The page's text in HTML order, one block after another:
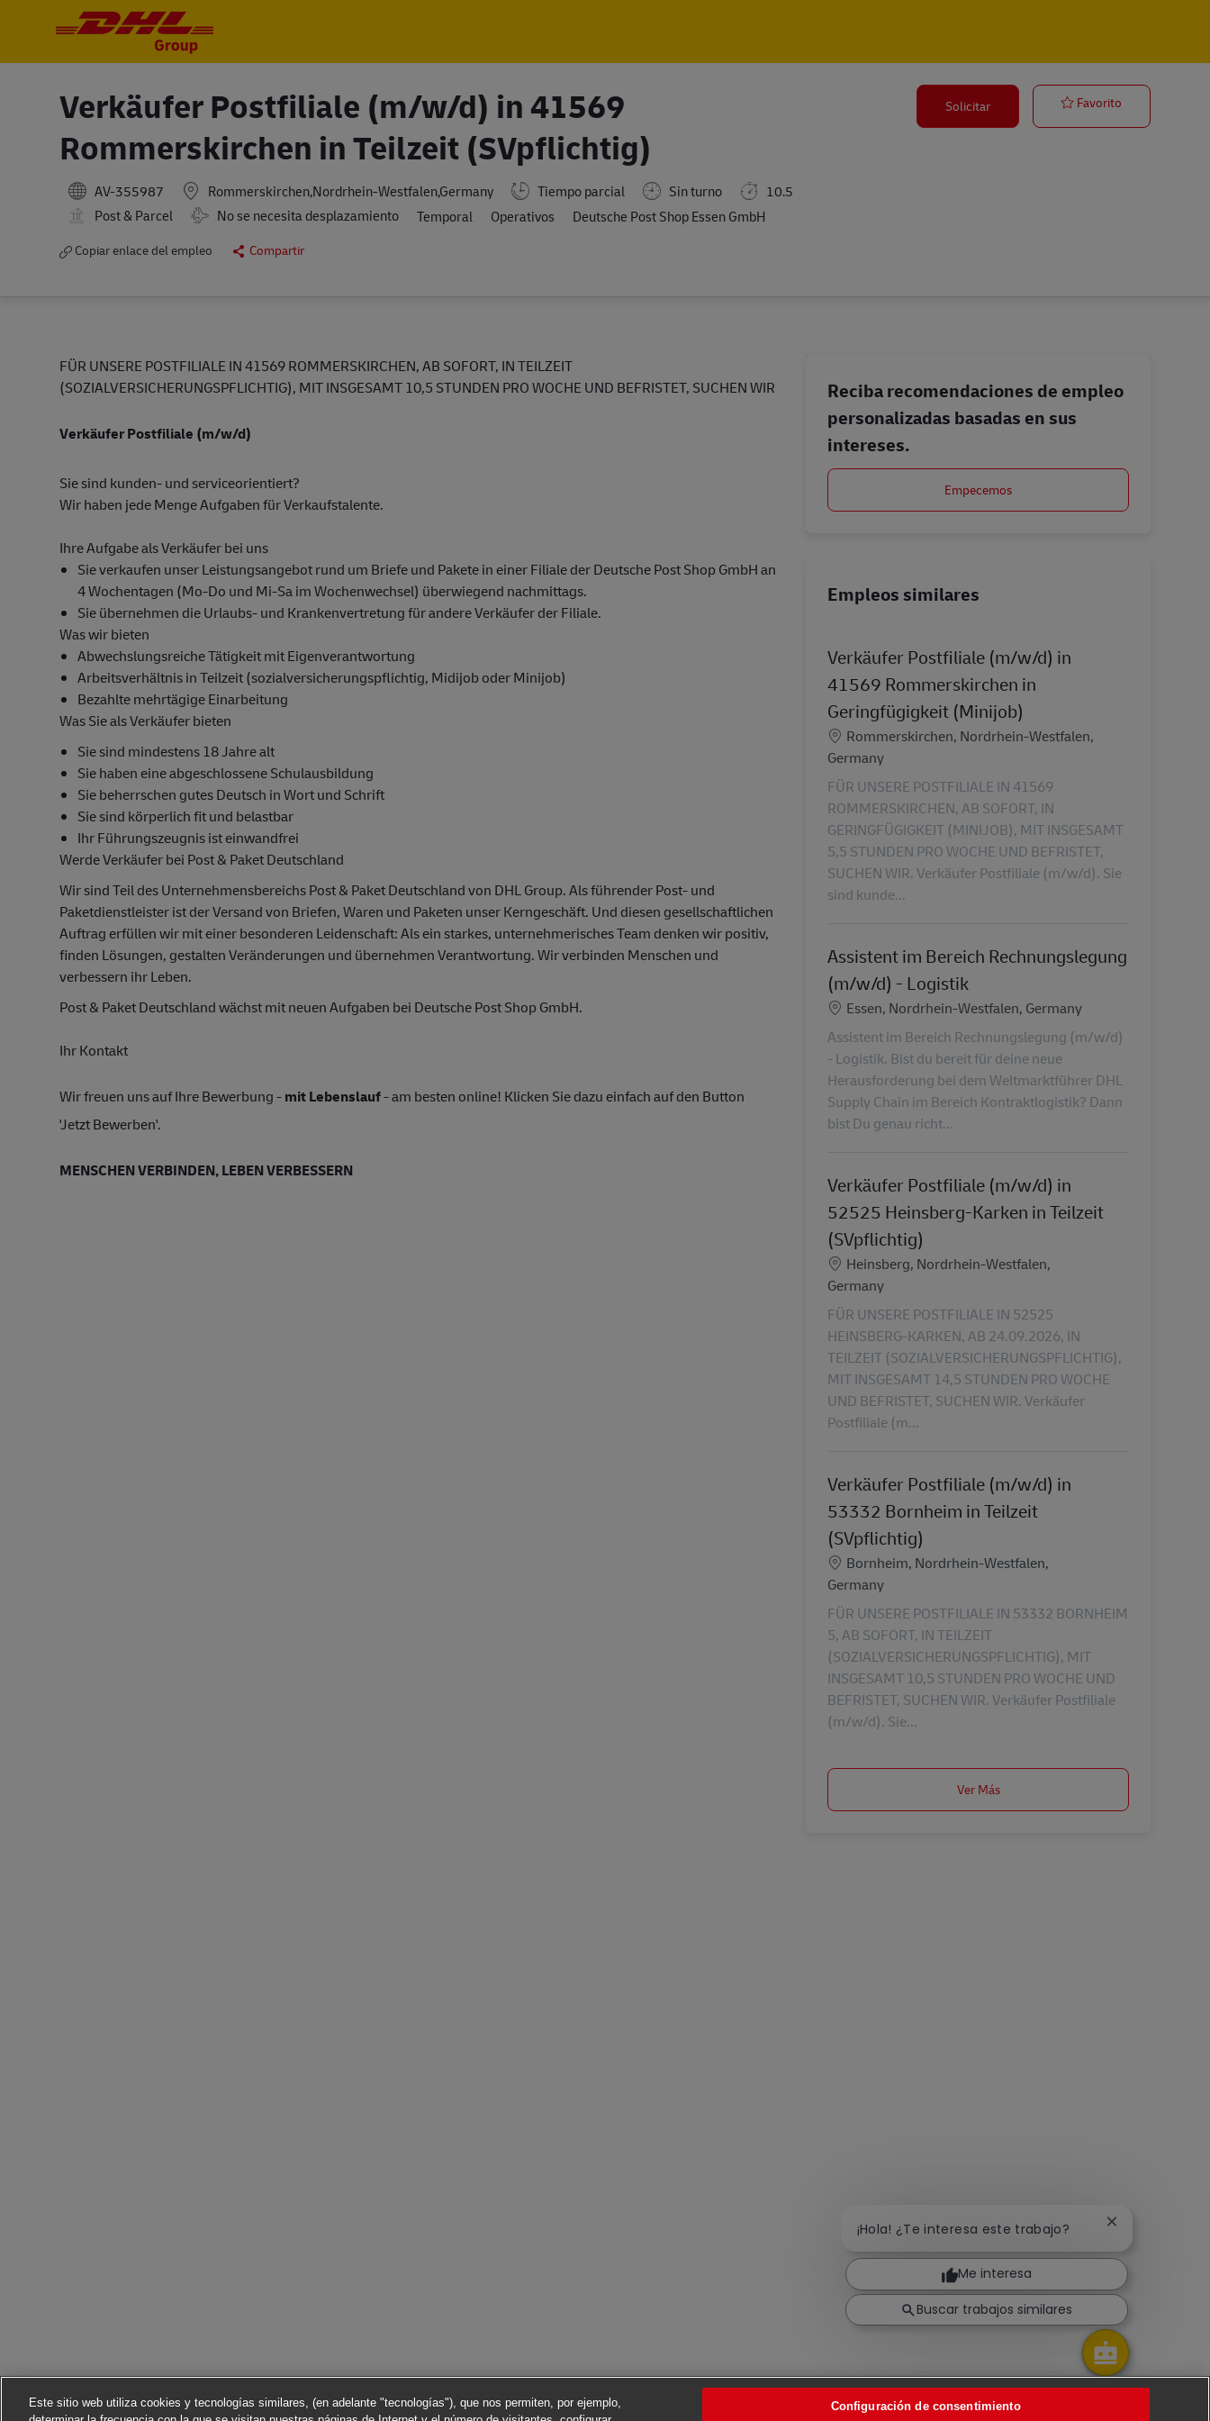
Verkäufer Postfiliale (m/w/d) in 41569
Rommerskirchen in Teilzeit (SVpflichtig)
AV-355987 Rommerskirchen,Nordrhein-Westfalen,Germany Tiempo parcial Sin turno
10.5
Post & Parcel
No se necesita desplazamiento Temporal Operativos Deutsche Post Shop Essen GmbH
Copiar enlace del empleo Compartir
Solicitar Favorito
FÜR UNSERE POSTFILIALE IN 41569 ROMMERSKIRCHEN, AB SOFORT, IN TEILZEIT
(SOZIALVERSICHERUNGSPFLICHTIG), MIT INSGESAMT 10,5 STUNDEN PRO WOCHE UND BEFRISTET, SUCHEN WIR
Verkäufer Postfiliale (m/w/d)
Sie sind kunden- und serviceorientiert?
Wir haben jede Menge Aufgaben für Verkaufstalente.
Ihre Aufgabe als Verkäufer bei uns
Sie verkaufen unser Leistungsangebot rund um Briefe und Pakete in einer Filiale der Deutsche Post Shop GmbH an
4 Wochentagen (Mo-Do und Mi-Sa im Wochenwechsel) überwiegend nachmittags.
Sie übernehmen die Urlaubs- und Krankenvertretung für andere Verkäufer der Filiale.
Was wir bieten
Abwechslungsreiche Tätigkeit mit Eigenverantwortung
Arbeitsverhältnis in Teilzeit (sozialversicherungspflichtig, Midijob oder Minijob)
Bezahlte mehrtägige Einarbeitung
Was Sie als Verkäufer bieten
Sie sind mindestens 18 Jahre alt
Sie haben eine abgeschlossene Schulausbildung
Sie beherrschen gutes Deutsch in Wort und Schrift
Sie sind körperlich fit und belastbar
Ihr Führungszeugnis ist einwandfrei
Werde Verkäufer bei Post & Paket Deutschland
Wir sind Teil des Unternehmensbereichs Post & Paket Deutschland von DHL Group. Als führender Post- und
Paketdienstleister ist der Versand von Briefen, Waren und Paketen unser Kerngeschäft. Und diesen gesellschaftlichen
Auftrag erfüllen wir mit einer besonderen Leidenschaft: Als ein starkes, unternehmerisches Team denken wir positiv,
finden Lösungen, gestalten Veränderungen und übernehmen Verantwortung. Wir verbinden Menschen und
verbessern ihr Leben.
Post & Paket Deutschland wächst mit neuen Aufgaben bei Deutsche Post Shop GmbH.
Ihr Kontakt
Wir freuen uns auf Ihre Bewerbung -mit Lebenslauf- am besten online! Klicken Sie dazu einfach auf den Button
'Jetzt Bewerben'.
MENSCHEN VERBINDEN, LEBEN VERBESSERN
Reciba recomendaciones de empleo
personalizadas basadas en sus
intereses.
Empecemos
Empleos similares
Verkäufer Postfiliale (m/w/d) in
41569 Rommerskirchen in
Geringfügigkeit (Minijob)
Ubicación
Rommerskirchen, Nordrhein-Westfalen,
Germany
FÜR UNSERE POSTFILIALE IN 41569
ROMMERSKIRCHEN, AB SOFORT, IN
GERINGFÜGIGKEIT (MINIJOB), MIT INSGESAMT
5,5 STUNDEN PRO WOCHE UND BEFRISTET,
SUCHEN WIR. Verkäufer Postfiliale (m/w/d). Sie
sind kunde...
Assistent im Bereich Rechnungslegung
(m/w/d) - Logistik
Ubicación
Essen, Nordrhein-Westfalen, Germany
Assistent im Bereich Rechnungslegung (m/w/d)
- Logistik. Bist du bereit für deine neue
Herausforderung bei dem Weltmarktführer DHL
Supply Chain im Bereich Kontraktlogistik? Dann
bist Du genau richt...
Verkäufer Postfiliale (m/w/d) in
52525 Heinsberg-Karken in Teilzeit
(SVpflichtig)
Ubicación
Heinsberg, Nordrhein-Westfalen,
Germany
FÜR UNSERE POSTFILIALE IN 52525
HEINSBERG-KARKEN, AB 24.09.2026, IN
TEILZEIT (SOZIALVERSICHERUNGSPFLICHTIG),
MIT INSGESAMT 14,5 STUNDEN PRO WOCHE
UND BEFRISTET, SUCHEN WIR. Verkäufer
Postfiliale (m...
Verkäufer Postfiliale (m/w/d) in
53332 Bornheim in Teilzeit
(SVpflichtig)
Ubicación
Bornheim, Nordrhein-Westfalen,
Germany
FÜR UNSERE POSTFILIALE IN 53332 BORNHEIM
5, AB SOFORT, IN TEILZEIT
(SOZIALVERSICHERUNGSPFLICHTIG), MIT
INSGESAMT 10,5 STUNDEN PRO WOCHE UND
BEFRISTET, SUCHEN WIR. Verkäufer Postfiliale
(m/w/d). Sie...
Ver Más
Este sitio web utiliza cookies y tecnologías similares, (en adelante "tecnologías"), que nos permiten, por ejemplo,
Configuración de consentimiento
¡Hola! ¿Te interesa este trabajo? Cerrar
Me interesa
Buscar trabajos similares